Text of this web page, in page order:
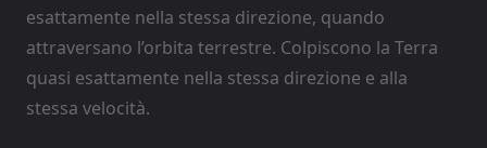
esattamente nella stessa direzione, quando
attraversano l’orbita terrestre. Colpiscono la Terra
quasi esattamente nella stessa direzione e alla
stessa velocità.